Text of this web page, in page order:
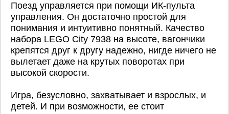
Поезд управляется при помощи ИК-пульта
управления. Он достаточно простой для
понимания и интуитивно понятный. Качество
набора LEGO City 7938 на высоте, вагончики
крепятся друг к другу надежно, нигде ничего не
вылетает даже на крутых поворотах при
высокой скорости.
Игра, безусловно, захватывает и взрослых, и
детей. И при возможности, ее стоит